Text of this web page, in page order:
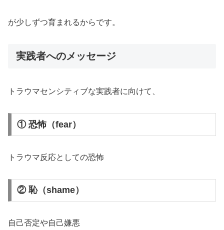
が少しずつ育まれるからです。
実践者へのメッセージ
トラウマセンシティブな実践者に向けて、
① 恐怖（fear）
トラウマ反応としての恐怖
② 恥（shame）
自己否定や自己嫌悪